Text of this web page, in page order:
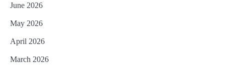
June 2026
May 2026
April 2026
March 2026